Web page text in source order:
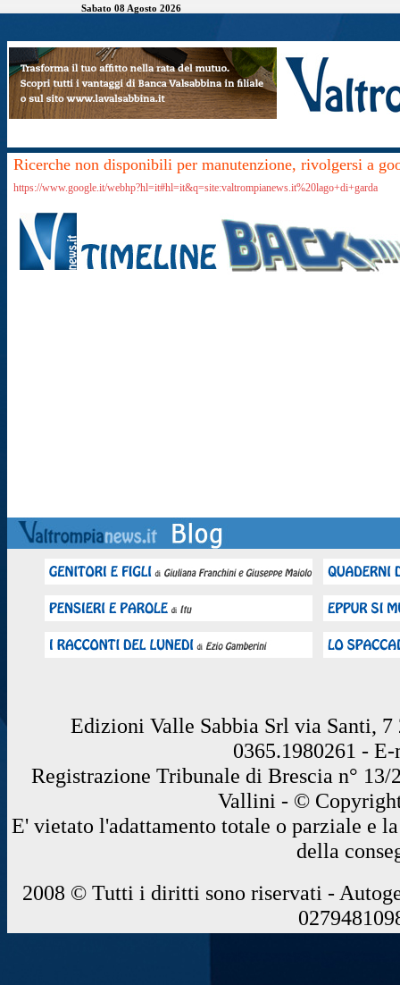
Sabato 08 Agosto 2026
Ricerche non disponibili per manutenzione, rivolgersi a
https://www.google.it/webhp?hl=it#hl=it&q=site:valtrompianews.it%20lago+di+garda
Edizioni Valle Sabbia Srl via Santi, 7
0365.1980261 -
Registrazione Tribunale di Brescia n°
Vallini - ©
E' vietato l'adattamento totale o parziale e
della
2008 © Tutti i diritti sono riservati -